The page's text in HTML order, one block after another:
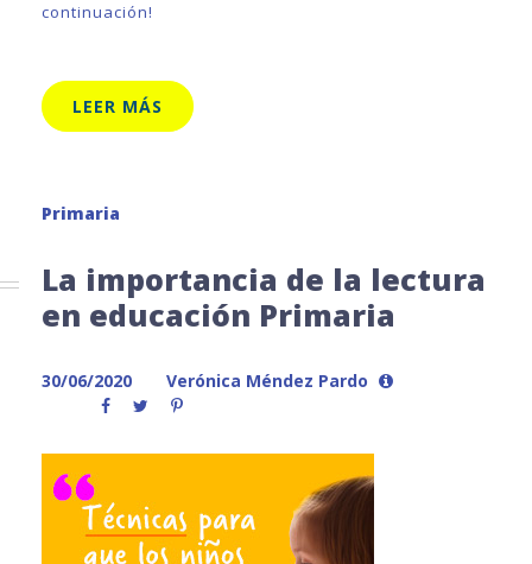
continuación!
LEER MÁS
Primaria
La importancia de la lectura
en educación Primaria
30/06/2020 Verónica Méndez Pardo